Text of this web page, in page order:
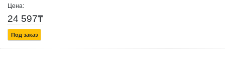
Цена:
24 597₸
Под заказ